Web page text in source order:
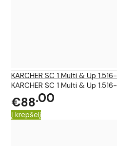
KARCHER SC 1 Multi & Up
KARCHER SC 1 Multi & Up
€88 00
Į krepšelį